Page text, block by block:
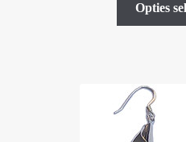
Opties